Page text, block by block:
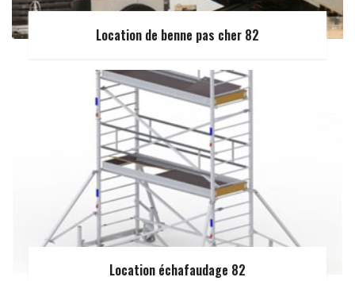
Location de benne pas cher 82
Location échafaudage 82